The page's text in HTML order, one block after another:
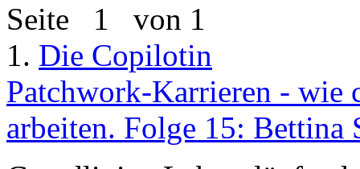
Seite 1 von 1
1. Die Copilotin
Patchwork-Karrieren - wie
arbeiten. Folge 15: